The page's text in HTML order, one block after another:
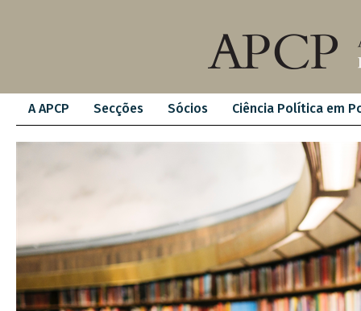
A APCP Secções Sócios Ciência Política em